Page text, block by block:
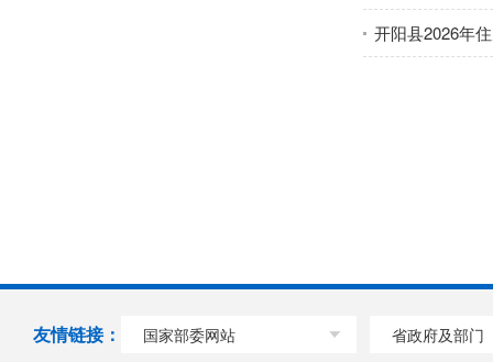
开阳县2026年
友情链接： 国家部委网站 省政府及部门